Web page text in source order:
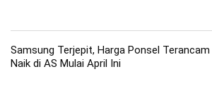
Samsung Terjepit, Harga Ponsel Terancam
Naik di AS Mulai April Ini